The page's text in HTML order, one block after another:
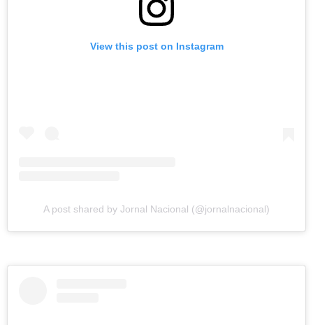
View this post on Instagram
A post shared by Jornal Nacional (@jornalnacional)